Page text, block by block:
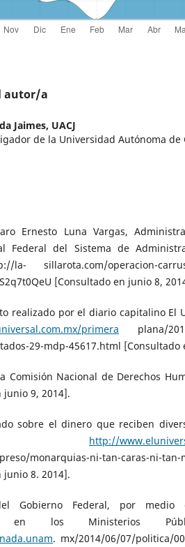
autor/a
Jaimes, UACJ
de la Universidad Autónoma de
Ernesto Luna Vargas,
Federal del Sistema de
la- sillarota.com/operacion-
[Consultado en junio 8,
realizado por el diario capitalino El
primera plana/
29-mdp-45617.html [Consultado
Comisión Nacional de Derechos
junio 9, 2014].
sobre el dinero que reciben
http://
monarquias-ni-tan-caras-ni-tan-
junio 8. 2014].
Gobierno Federal, por medio
en los Ministerios
. mx/2014/06/07/politica/